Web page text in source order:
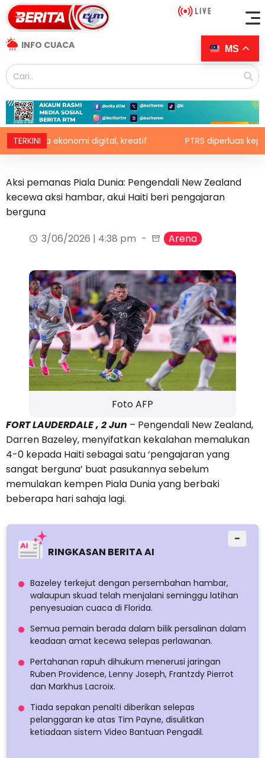
INFO CUACA
TERKINI
ekonomi digital, kreatif PTRS diperluas kepada
Aksi pemanas Piala Dunia: Pengendali New Zealand
kecewa aksi hambar, akui Haiti beri pengajaran
berguna
3/06/2026 | 4:38 pm
Arena
Foto AFP
FORT LAUDERDALE , 2 Jun – Pengendali New Zealand,
Darren Bazeley, menyifatkan kekalahan memalukan
4-0 kepada Haiti sebagai satu ‘pengajaran yang
sangat berguna’ buat pasukannya sebelum
memulakan kempen Piala Dunia yang berbaki
beberapa hari sahaja lagi.
RINGKASAN BERITA AI
−
Bazeley terkejut dengan persembahan hambar,
walaupun skuad telah menjalani seminggu latihan
penyesuaian cuaca di Florida.
Semua pemain berada dalam bilik persalinan dalam
keadaan amat kecewa selepas perlawanan.
Pertahanan rapuh dihukum menerusi jaringan
Ruben Providence, Lenny Joseph, Frantzdy Pierrot
dan Markhus Lacroix.
Tiada sepakan penalti diberikan selepas
pelanggaran ke atas Tim Payne, disulitkan
ketiadaan sistem Video Bantuan Pengadil.
MS